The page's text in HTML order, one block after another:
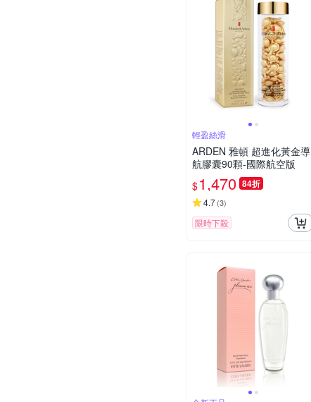
輕盈絲滑
ARDEN 雅頓 超進化黃金導
航膠囊90顆-國際航空版
$1,470 84折
4.7(3)
限時下殺